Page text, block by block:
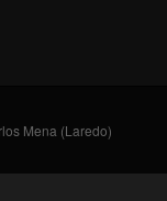
Mena (Laredo)